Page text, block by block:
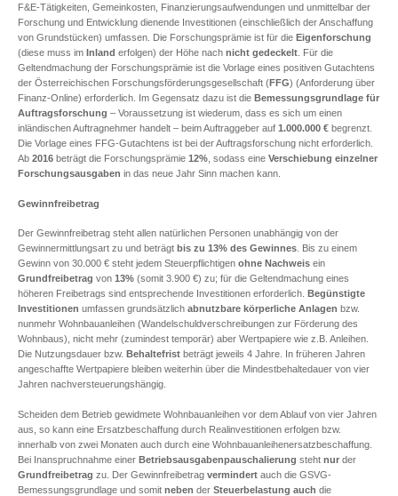
F&E-Tätigkeiten, Gemeinkosten, Finanzierungsaufwendungen und unmittelbar der
Forschung und Entwicklung dienende Investitionen (einschließlich der Anschaffung
von Grundstücken) umfassen. Die Forschungsprämie ist für die Eigenforschung
(diese muss im Inland erfolgen) der Höhe nach nicht gedeckelt . Für die
Geltendmachung der Forschungsprämie ist die Vorlage eines positiven Gutachtens
der Österreichischen Forschungsförderungsgesellschaft (FFG) (Anforderung über
Finanz-Online) erforderlich. Im Gegensatz dazu ist die Bemessungsgrundlage für
Auftragsforschung – Voraussetzung ist wiederum, dass es sich um einen
inländischen Auftragnehmer handelt – beim Auftraggeber auf 1.000.000 € begrenzt.
Die Vorlage eines FFG-Gutachtens ist bei der Auftragsforschung nicht erforderlich.
Ab 2016 beträgt die Forschungsprämie 12% , sodass eine Verschiebung einzelner
Forschungsausgaben in das neue Jahr Sinn machen kann.
Gewinnfreibetrag
Der Gewinnfreibetrag steht allen natürlichen Personen unabhängig von der
Gewinnermittlungsart zu und beträgt bis zu 13% des Gewinnes . Bis zu einem
Gewinn von 30.000 € steht jedem Steuerpflichtigen ohne Nachweis ein
Grundfreibetrag von 13% (somit 3.900 €) zu; für die Geltendmachung eines
höheren Freibetrags sind entsprechende Investitionen erforderlich.
Begünstigte
Investitionen umfassen grundsätzlich abnutzbare körperliche Anlagen bzw.
nunmehr Wohnbauanleihen (Wandelschuldverschreibungen zur Förderung des
Wohnbaus), nicht mehr (zumindest temporär) aber Wertpapiere wie z.B. Anleihen.
Die Nutzungsdauer bzw. Behaltefrist beträgt jeweils 4 Jahre. In früheren Jahren
angeschaffte Wertpapiere bleiben weiterhin über die Mindestbehaltedauer von vier
Jahren nachversteuerungshängig.
Scheiden dem Betrieb gewidmete Wohnbauanleihen vor dem Ablauf von vier Jahren
aus, so kann eine Ersatzbeschaffung durch Realinvestitionen erfolgen bzw.
innerhalb von zwei Monaten auch durch eine Wohnbauanleihenersatzbeschaffung.
Bei Inanspruchnahme einer Betriebsausgabenpauschalierung steht nur der
Grundfreibetrag zu. Der Gewinnfreibetrag vermindert auch die GSVG-
Bemessungsgrundlage und somit neben der Steuerbelastung auch die